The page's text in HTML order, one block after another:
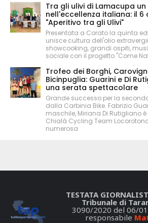
Tra gli ulivi di Lamacupa
nell'eccellenza italiana: il
"Aperitivo tra gli Ulivi"
Presentata a Corato la quinta
unisce cultura dell'olio
showcooking, grandi ospiti,
sociale con il progetto "Come
Trofeo dei Borghi,
Bicinpuglia: Guarini e Di
una serata spettacolare
Grande successo per la
dalla Carbinia Bike. Fabrizio
maschile, Miriana Di Rutigliano
Chialà Cycling Team
numerosa
TESTATA
Tribunale di
3090/2020 del 06/
responsabile